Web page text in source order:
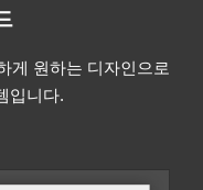
게 원하는 디자인으로
입니다.